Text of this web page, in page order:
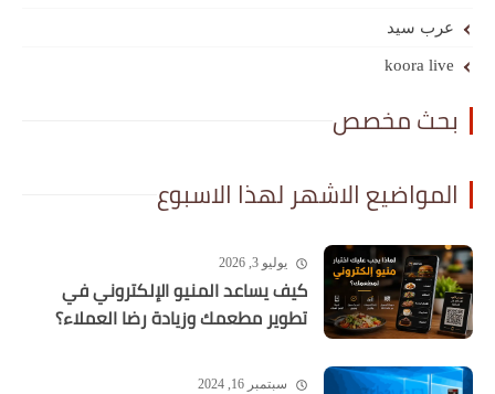
عرب سيد
koora live
بحث مخصص
المواضيع الاشهر لهذا الاسبوع
يوليو 3, 2026
كيف يساعد المنيو الإلكتروني في
تطوير مطعمك وزيادة رضا العملاء؟
سبتمبر 16, 2024